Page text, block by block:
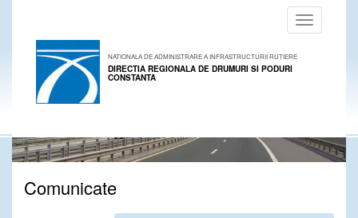
Toggle
navigation
NATIONALA DE ADMINISTRARE A INFRASTRUCTURII RUTIERE
DIRECTIA REGIONALA DE DRUMURI SI PODURI
CONSTANTA
Comunicate